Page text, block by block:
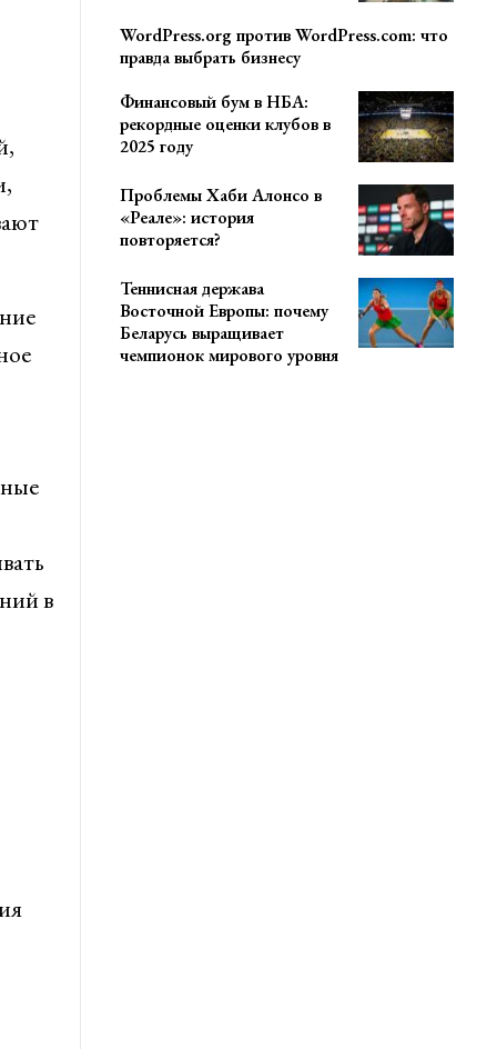
в
WordPress.org против WordPress.com: что
правда выбрать бизнесу
Финансовый бум в НБА:
рекордные оценки клубов в
2025 году
Проблемы Хаби Алонсо в
«Реале»: история
повторяется?
Теннисная держава
Восточной Европы: почему
Беларусь выращивает
чемпионок мирового уровня